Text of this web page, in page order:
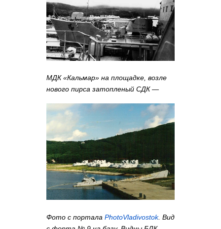
МДК «Кальмар» на площадке, возле
нового пирса затопленый СДК—
Фото с портала PhotoVladivostok. Вид